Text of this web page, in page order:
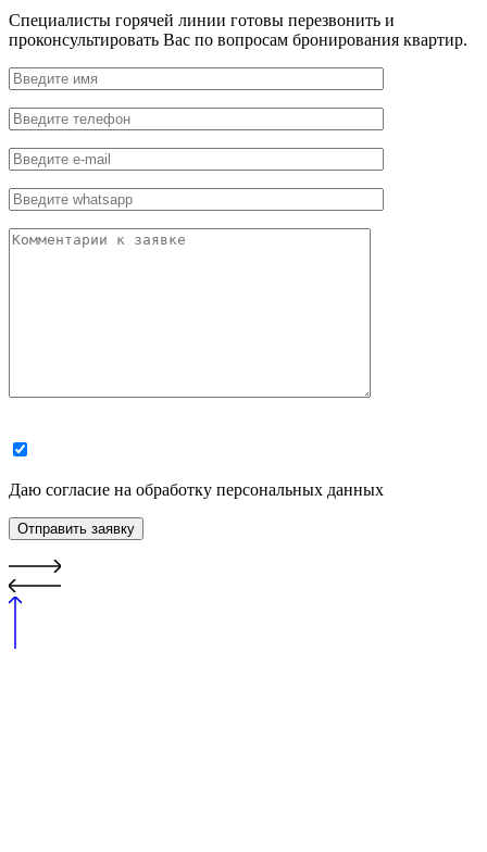
Специалисты горячей линии готовы перезвонить и
проконсультировать Вас по вопросам бронирования квартир.
Даю согласие на обработку персональных данных
Отправить заявку